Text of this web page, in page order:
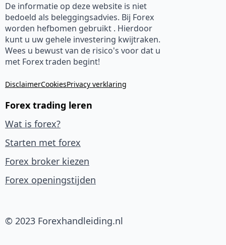
De informatie op deze website is niet
bedoeld als beleggingsadvies. Bij Forex
worden hefbomen gebruikt . Hierdoor
kunt u uw gehele investering kwijtraken.
Wees u bewust van de risico's voor dat u
met Forex traden begint!
DisclaimerCookiesPrivacy verklaring
Forex trading leren
Wat is forex?
Starten met forex
Forex broker kiezen
Forex openingstijden
© 2023 Forexhandleiding.nl